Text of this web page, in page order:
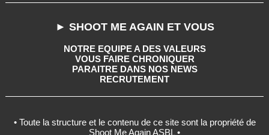
► SHOOT ME AGAIN ET VOUS
NOTRE EQUIPE A DES VALEURS
VOUS FAIRE CHRONIQUER
PARAITRE DANS NOS NEWS
RECRUTEMENT
• Toute la structure et le contenu de ce site sont la propriété de
Shoot Me Again ASBL •